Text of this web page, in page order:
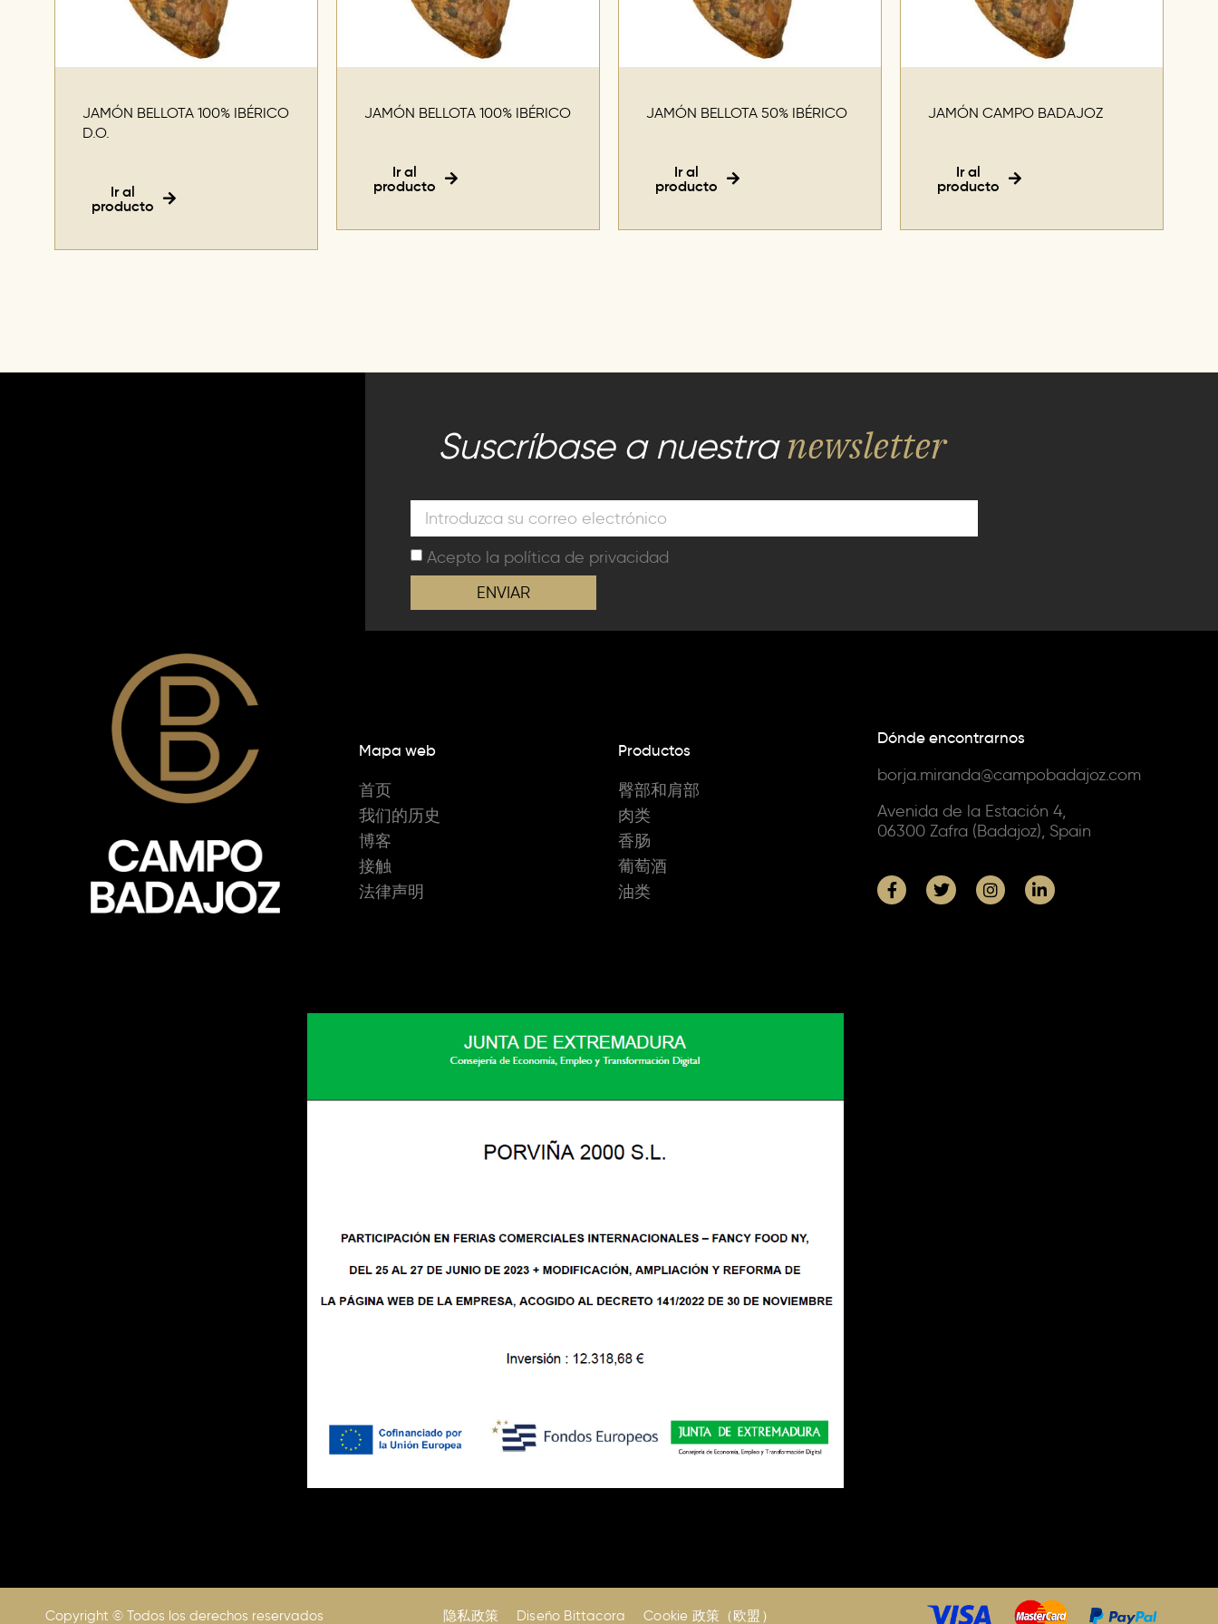
JAMÓN BELLOTA 100% IBÉRICO
D.O.
Ir al
producto
JAMÓN BELLOTA 100% IBÉRICO
Ir al
producto
JAMÓN BELLOTA 50% IBÉRICO
Ir al
producto
JAMÓN CAMPO BADAJOZ
Ir al
producto
Suscríbase a nuestranewsletter
Acepto la política de privacidad
ENVIAR
Mapa web
首页
我们的历史
博客
接触
法律声明
Productos
臀部和肩部
肉类
香肠
葡萄酒
油类
Dónde encontrarnos
borja.miranda@campobadajoz.com
Avenida de la Estación 4,
06300 Zafra (Badajoz), Spain
Copyright © Todos los derechos reservados 隐私政策 Diseño Bittacora Cookie 政策（欧盟）